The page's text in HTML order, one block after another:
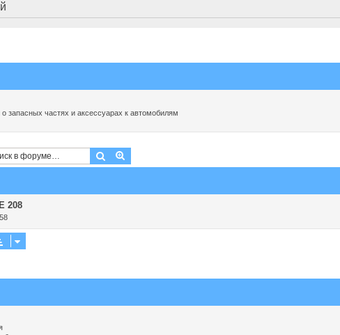
запасных частях и аксессуарах к автомобилям
Поиск
208